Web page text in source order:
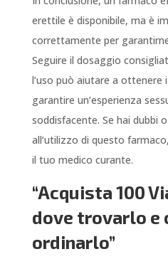
erettile è disponibile, ma è
correttamente per
Seguire il dosaggio
l’uso può aiutare a ottenere
garantire un’esperienza
soddisfacente. Se hai dubbi
all’utilizzo di questo
il tuo medico curante.
“Acquista 100
dove trovarlo e
ordinarlo”